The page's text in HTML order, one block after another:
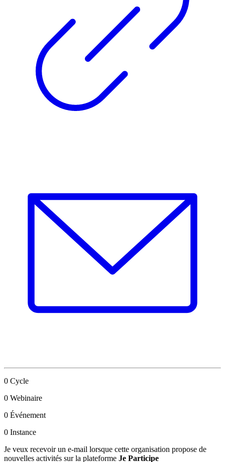
0 Cycle
0 Webinaire
0 Événement
0 Instance
Je veux recevoir un e-mail lorsque cette organisation propose de
nouvelles activités sur la plateforme Je Participe